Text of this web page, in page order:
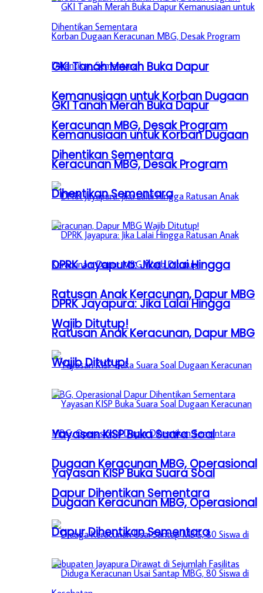
GKI Tanah Merah Buka Dapur
Kemanusiaan untuk Korban Dugaan
Keracunan MBG, Desak Program
Dihentikan Sementara
DPRK Jayapura: Jika Lalai Hingga
Ratusan Anak Keracunan, Dapur MBG
Wajib Ditutup!
Yayasan KISP Buka Suara Soal
Dugaan Keracunan MBG, Operasional
Dapur Dihentikan Sementara
GKI Tanah Merah Buka Dapur
Kemanusiaan untuk Korban Dugaan
Keracunan MBG, Desak Program
Dihentikan Sementara
DPRK Jayapura: Jika Lalai Hingga
Ratusan Anak Keracunan, Dapur MBG
Wajib Ditutup!
Yayasan KISP Buka Suara Soal
Dugaan Keracunan MBG, Operasional
Dapur Dihentikan Sementara